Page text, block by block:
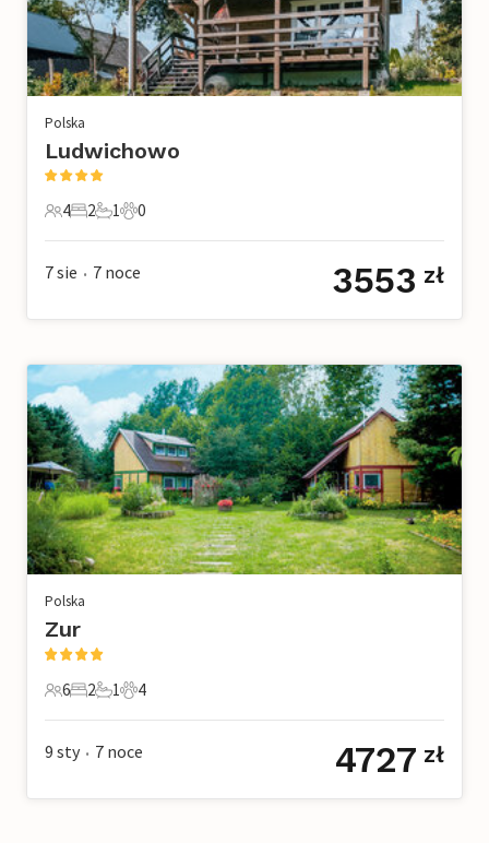
Polska
Ludwichowo
4 Goście
4
2 Sypialnie
2
1 Łazienka
1
0 Zwierzęta domowe
0
7 sie • 7 noce 3553 zł
Polska
Zur
6 Goście
6
2 Sypialnie
2
1 Łazienka
1
4 Zwierzęta domowe
4
9 sty • 7 noce 4727 zł